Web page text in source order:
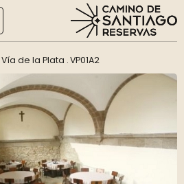
Vía de la Plata .VP01A2